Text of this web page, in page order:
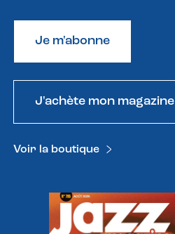
Je m'abonne
J'achète mon magazine
Voir la boutique